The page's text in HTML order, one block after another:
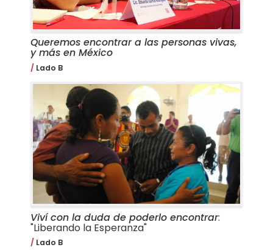
Queremos encontrar a las personas vivas,
y más en México
Lado B
Viví con la duda de poderlo encontrar:
"Liberando la Esperanza"
Lado B